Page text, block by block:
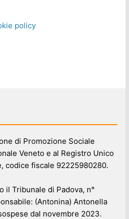
policy
di Promozione Sociale
Veneto e al Registro Unico
codice fiscale 92225980280.
il Tribunale di Padova, n°
(Antonina) Antonella
dal novembre 2023.